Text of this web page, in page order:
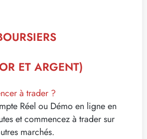
ET ARGENT)
à trader ?
Réel ou Démo en ligne en
et commencez à trader sur
marchés.